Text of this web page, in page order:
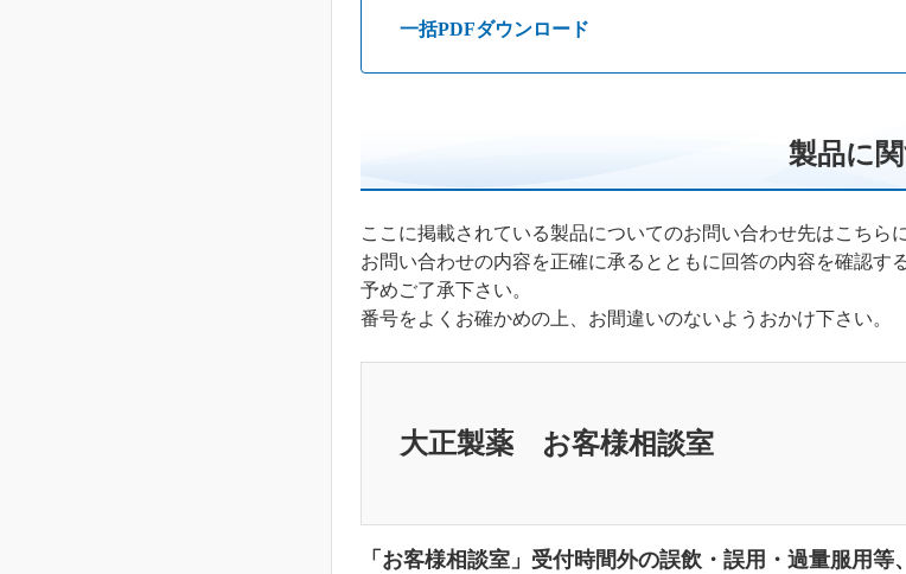
一括PDFダウンロード
製品に
ここに掲載されている製品についてのお問い合わせ先はこちら
お問い合わせの内容を正確に承るとともに回答の内容を確認す
予めご了承下さい。
番号をよくお確かめの上、お間違いのないようおかけ下さい。
大正製薬 お客様相談室
「お客様相談室」受付時間外の誤飲・誤用・過量服用